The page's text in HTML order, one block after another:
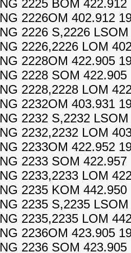
NG 2225 BOM
NG 2226OM 402.912
NG 2226 S,2226
NG 2226,2226 LOM
NG 2228OM 422.905
NG 2228 SOM
NG 2228,2228 LOM
NG 2232OM 403.931
NG 2232 S,2232
NG 2232,2232 LOM
NG 2233OM 422.952
NG 2233 SOM
NG 2233,2233 LOM
NG 2235 KOM
NG 2235 S,2235
NG 2235,2235 LOM
NG 2236OM 423.905
NG 2236 SOM